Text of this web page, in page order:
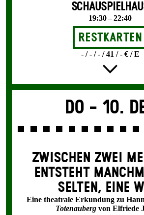
19:30 – 22:40
Restkarten
- / - / - / 41 / - € / E
Do - 10.
ZWISCHEN ZWEI
ENT­STEHT
SELTEN, EINE
Eine theatrale Erkundung zu
Totenauberg von Elfriede